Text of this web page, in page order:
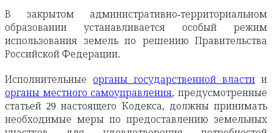
В закрытом административно-территориальном
образовании устанавливается особый режим
использования земель по решению Правительства
Российской Федерации.
Исполнительные органы государственной власти и
органы местного самоуправления, предусмотренные
статьей 29 настоящего Кодекса, должны принимать
необходимые меры по предоставлению земельных